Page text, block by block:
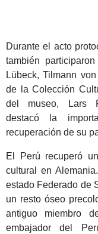
Durante el acto
también
Lübeck, Tilmann
de la Colección
del museo, Lars
destacó la
recuperación de su
El Perú recuperó
cultural en
estado Federado de
un resto óseo
antiguo miembro
embajador del